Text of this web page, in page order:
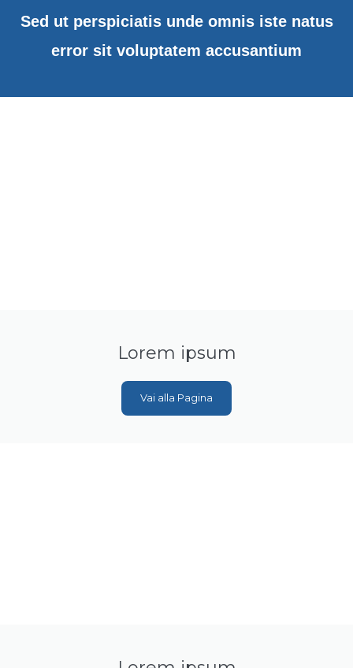
Sed ut perspiciatis unde omnis iste natus
error sit voluptatem accusantium
Lorem ipsum
Vai alla Pagina